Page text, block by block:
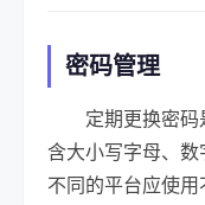
密码管理
定期更换密
含大小写字母、数
不同的平台应使